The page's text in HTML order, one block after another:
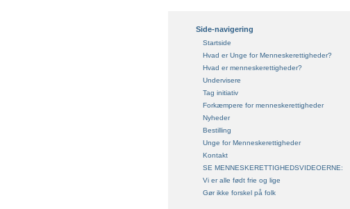
Side-navigering
Startside
Hvad er Unge for Menneskerettigheder?
Hvad er menneskerettigheder?
Undervisere
Tag initiativ
Forkæmpere for menneskerettigheder
Nyheder
Bestilling
Unge for Menneskerettigheder
Kontakt
SE MENNESKERETTIGHEDSVIDEOERNE:
Vi er alle født frie og lige
Gør ikke forskel på folk